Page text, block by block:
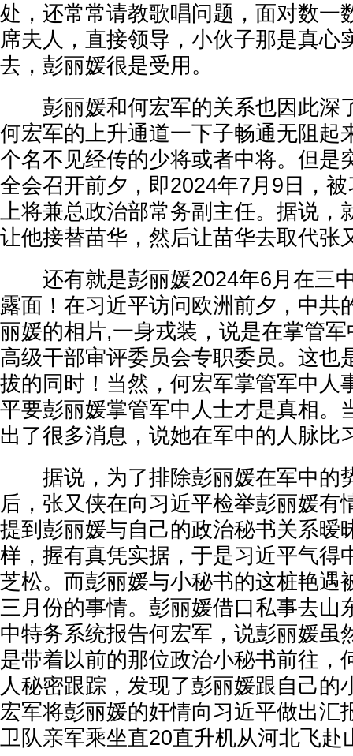
处，还常常请教歌唱问题，面对数一
席夫人，直接领导，小伙子那是真心
去，彭丽媛很是受用。
彭丽媛和何宏军的关系也因此深
何宏军的上升通道一下子畅通无阻起
个名不见经传的少将或者中将。但是
全会召开前夕，即2024年7月9日，
上将兼总政治部常务副主任。据说，
让他接替苗华，然后让苗华去取代张
还有就是彭丽媛2024年6月在三
露面！在习近平访问欧洲前夕，中共
丽媛的相片,一身戎装，说是在掌管
高级干部审评委员会专职委员。这也
拔的同时！当然，何宏军掌管军中人
平要彭丽媛掌管军中人士才是真相。
出了很多消息，说她在军中的人脉比
据说，为了排除彭丽媛在军中的
后，张又侠在向习近平检举彭丽媛有
提到彭丽媛与自己的政治秘书关系暧
样，握有真凭实据，于是习近平气得
芝松。而彭丽媛与小秘书的这桩艳遇
三月份的事情。彭丽媛借口私事去山
中特务系统报告何宏军，说彭丽媛虽
是带着以前的那位政治小秘书前往，
人秘密跟踪，发现了彭丽媛跟自己的
宏军将彭丽媛的奸情向习近平做出汇
卫队亲军乘坐直20直升机从河北飞赴